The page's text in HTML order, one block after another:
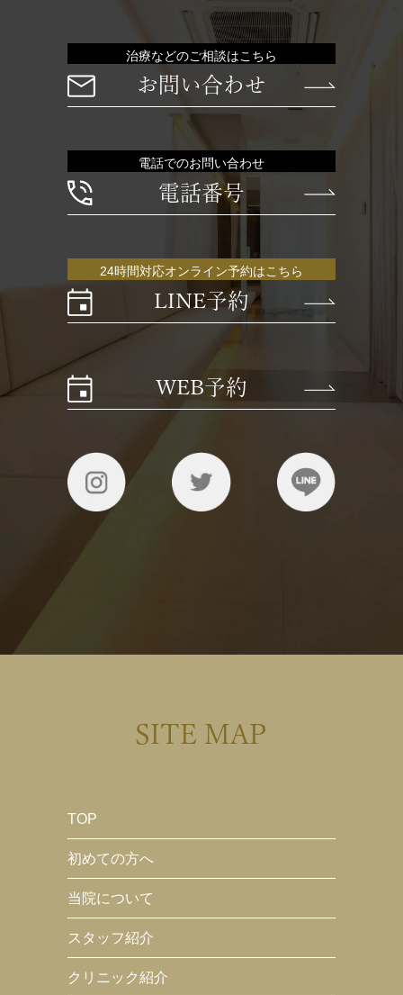
治療などのご相談はこちら
お問い合わせ
電話でのお問い合わせ
電話番号
24時間対応オンライン予約はこちら
LINE予約
WEB予約
SITE MAP
TOP
初めての方へ
当院について
スタッフ紹介
クリニック紹介